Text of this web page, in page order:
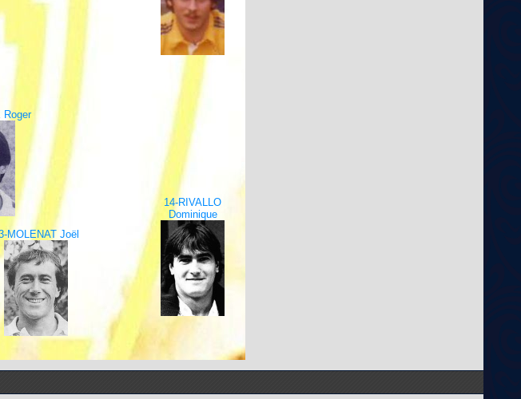
Roger
14-RIVALLO
Dominique
MOLENAT Joël